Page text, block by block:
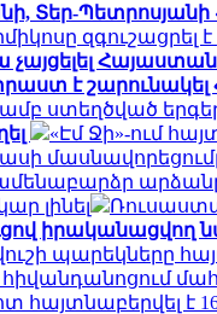
Տեր-Պետրոսյանի
զգուշացրել
չայցելել
է շարունակել
ստեղծված
«Էմ Ջի»-ում
լինել
իրականացվող
պարեկները
է